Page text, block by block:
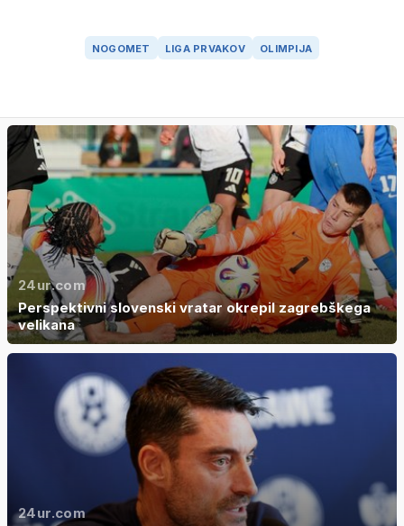
NOGOMET LIGA PRVAKOV OLIMPIJA
24ur.com
Perspektivni slovenski vratar okrepil zagrebškega
velikana
24ur.com